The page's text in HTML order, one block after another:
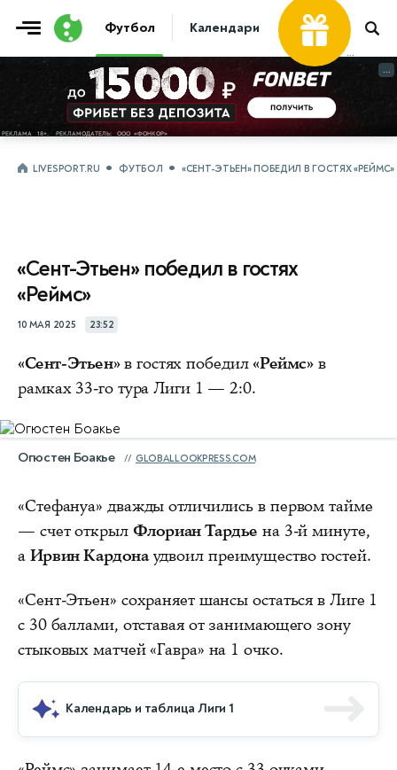
Футбол Календари Таблицы Матчи
...
...
LIVESPORT.RU ФУТБОЛ «СЕНТ-ЭТЬЕН» ПОБЕДИЛ В ГОСТЯХ «РЕЙМС»
«Сент-Этьен» победил в гостях
«Реймс»
10 МАЯ 2025 23:52
«Сент-Этьен»в гостях победил«Реймс»в
рамках 33-го тура Лиги 1 — 2:0.
Огюстен Боакье GLOBALLOOKPRESS.COM
«Стефануа» дважды отличились в первом тайме
— счет открыл Флориан Тардье на 3-й минуте,
а Ирвин Кардонаудвоил преимущество гостей.
«Сент-Этьен» сохраняет шансы остаться в Лиге 1
с 30 баллами, отставая от занимающего зону
стыковых матчей «Гавра» на 1 очко.
Календарь и таблица Лиги 1